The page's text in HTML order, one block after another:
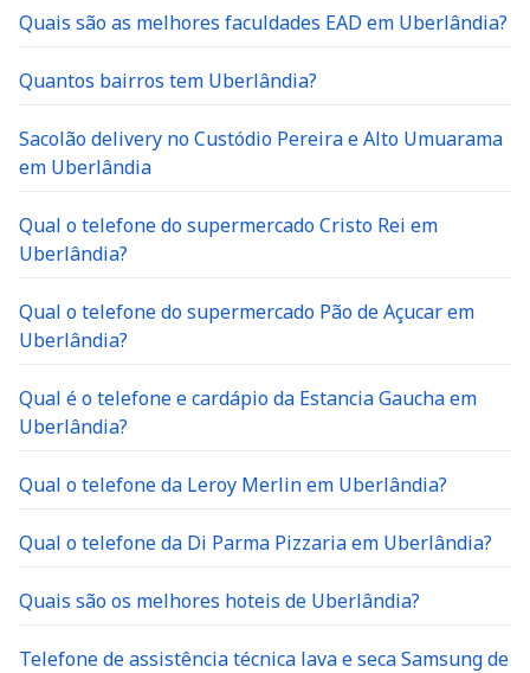
Quais são as melhores faculdades EAD em Uberlândia?
Quantos bairros tem Uberlândia?
Sacolão delivery no Custódio Pereira e Alto Umuarama
em Uberlândia
Qual o telefone do supermercado Cristo Rei em
Uberlândia?
Qual o telefone do supermercado Pão de Açucar em
Uberlândia?
Qual é o telefone e cardápio da Estancia Gaucha em
Uberlândia?
Qual o telefone da Leroy Merlin em Uberlândia?
Qual o telefone da Di Parma Pizzaria em Uberlândia?
Quais são os melhores hoteis de Uberlândia?
Telefone de assistência técnica lava e seca Samsung de